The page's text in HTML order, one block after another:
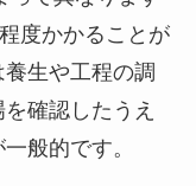
度かかることが
生や工程の調
確認したうえ
般的です。